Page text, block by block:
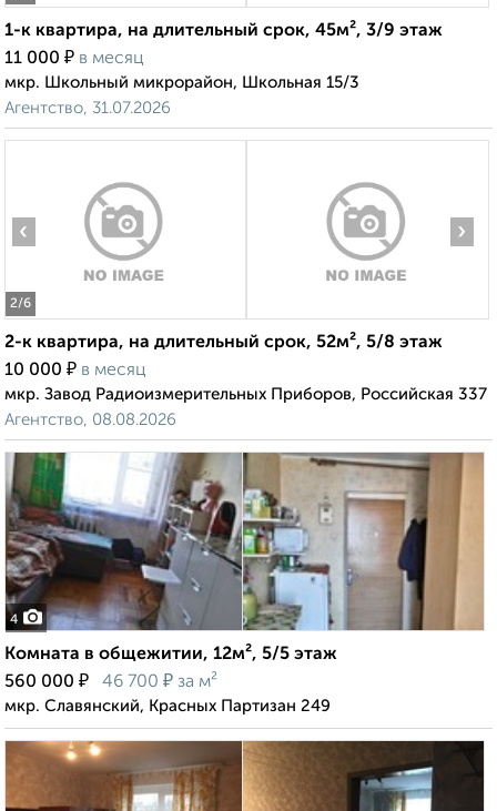
1-к квартира, на длительный срок, 45м², 3/9 этаж
11 000 ₽ в месяц
мкр. Школьный микрорайон, Школьная 15/3
Агентство, 31.07.2026
2/6
‹ ›
2-к квартира, на длительный срок, 52м², 5/8 этаж
10 000 ₽ в месяц
мкр. Завод Радиоизмерительных Приборов, Российская 337
Агентство, 08.08.2026
4
Комната в общежитии, 12м², 5/5 этаж
560 000 ₽ 46 700 ₽ за м²
мкр. Славянский, Красных Партизан 249